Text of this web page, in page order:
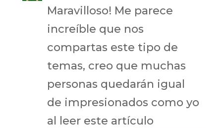
Maravilloso! Me parece
increíble que nos
compartas este tipo de
temas, creo que muchas
personas quedarán igual
de impresionados como yo
al leer este artículo